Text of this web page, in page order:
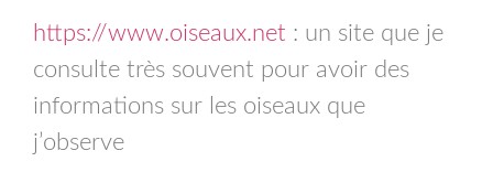
https://www.oiseaux.net : un site que je
consulte très souvent pour avoir des
informations sur les oiseaux que
j’observe